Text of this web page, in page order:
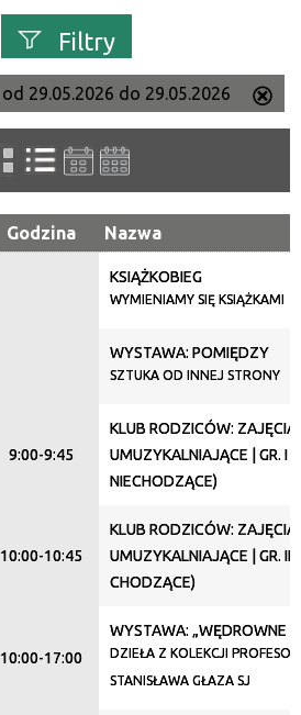
Filtry
od 29.05.2026 do 29.05.2026
ten
Godzina Nazwa
KSIĄŻKOBIEG
WYMIENIAMY SIĘ KSIĄŻKAMI
WYSTAWA: POMIĘDZY
SZTUKA OD INNEJ STRONY
9:00-9:45
KLUB RODZICÓW: ZAJĘCIA
UMUZYKALNIAJĄCE | GR. I
NIECHODZĄCE)
10:00-10:45
KLUB RODZICÓW: ZAJĘCIA
UMUZYKALNIAJĄCE | GR. II
CHODZĄCE)
10:00-17:00
WYSTAWA: „WĘDROWNE
DZIEŁA Z KOLEKCJI
STANISŁAWA GŁAZA SJ